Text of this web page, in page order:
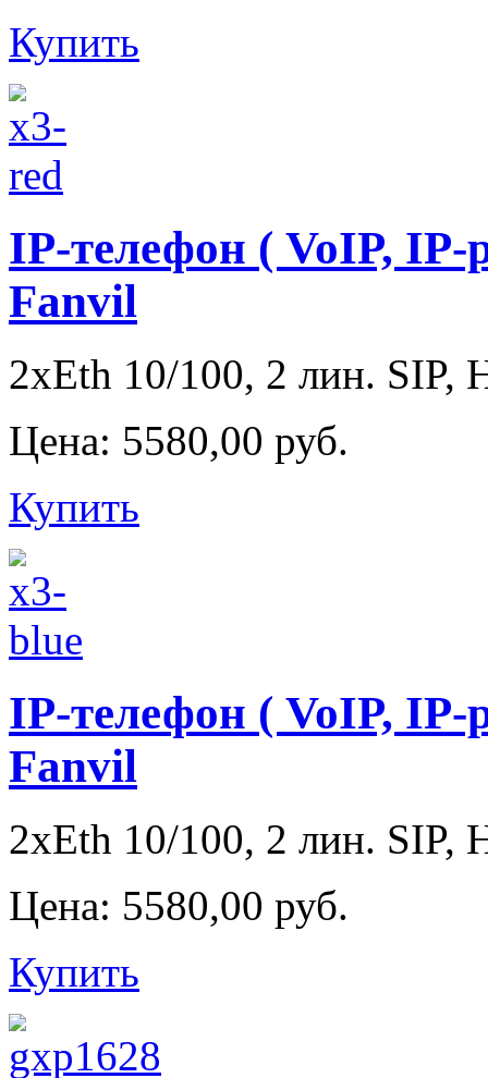
Купить
IP-телефон ( VoIP, IP-
Fanvil
2xEth 10/100, 2 лин. SIP,
Цена: 5580,00 руб.
Купить
IP-телефон ( VoIP, IP-
Fanvil
2xEth 10/100, 2 лин. SIP,
Цена: 5580,00 руб.
Купить